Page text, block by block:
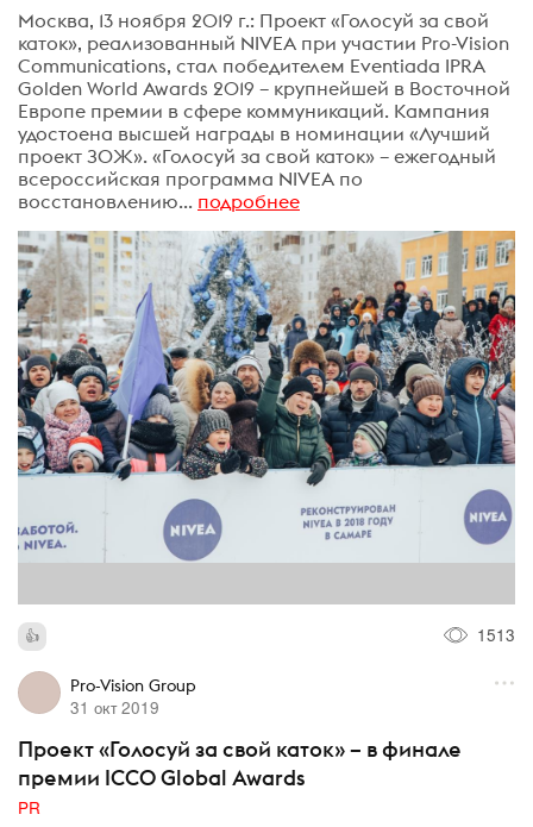
Москва, 13 ноября 2019 г.: Проект «Голосуй за свой
каток», реализованный NIVEA при участии Pro-Vision
Communications, стал победителем Eventiada IPRA
Golden World Awards 2019 – крупнейшей в Восточной
Европе премии в сфере коммуникаций. Кампания
удостоена высшей награды в номинации «Лучший
проект ЗОЖ». «Голосуй за свой каток» – ежегодный
всероссийская программа NIVEA по
восстановлению... подробнее
1513
Pro-Vision Group
31 окт 2019
Проект «Голосуй за свой каток» – в финале
премии ICCO Global Awards
PR